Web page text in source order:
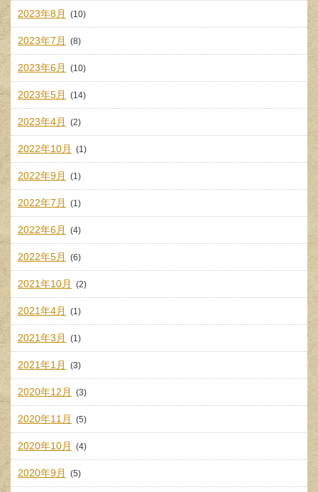
2023年8月 (10)
2023年7月 (8)
2023年6月 (10)
2023年5月 (14)
2023年4月 (2)
2022年10月 (1)
2022年9月 (1)
2022年7月 (1)
2022年6月 (4)
2022年5月 (6)
2021年10月 (2)
2021年4月 (1)
2021年3月 (1)
2021年1月 (3)
2020年12月 (3)
2020年11月 (5)
2020年10月 (4)
2020年9月 (5)